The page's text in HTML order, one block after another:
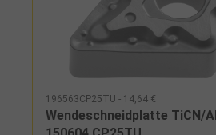
196563CP25TU - 14,64 €
Wendeschneidplatte TiCN/